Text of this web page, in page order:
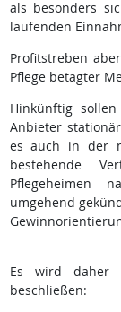
als besonders
laufenden
Profitstreben
Pflege betagter
Hinkünftig
Anbieter
es auch in der
bestehende
Pflegeheimen
umgehend
Es wird daher
beschließen: